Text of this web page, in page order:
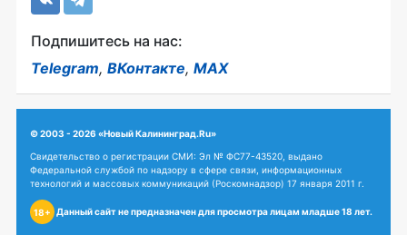
Подпишитесь на нас:
Telegram, ВКонтакте, MAX
© 2003 - 2026 «Новый Калининград.Ru»
Свидетельство о регистрации СМИ: Эл № ФС77-43520, выдано
Федеральной службой по надзору в сфере связи, информационных
технологий и массовых коммуникаций (Роскомнадзор) 17 января 2011 г.
18+ Данный сайт не предназначен для просмотра лицам младше 18 лет.